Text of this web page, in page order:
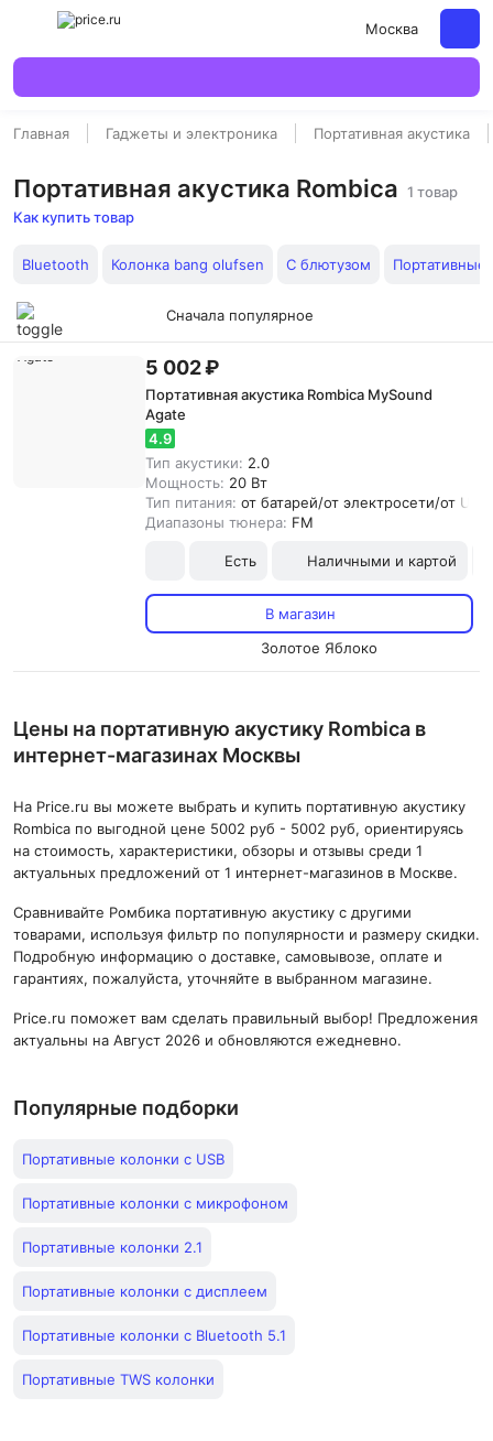
Москва
Главная Гаджеты и электроника Портативная акустика
Портативная акустика Rombica 1 товар
Как купить товар
Bluetooth Колонка bang olufsen С блютузом Портативные
Сначала популярное
5 002 ₽
Портативная акустика Rombica MySound
Agate
4.9
Тип акустики: 2.0
Мощность: 20 Вт
Тип питания: от батарей/от электросети/от USB
Диапазоны тюнера: FM
Есть Наличными и картой
В магазин
Золотое Яблоко
Цены на портативную акустику Rombica в
интернет-магазинах Москвы
На Price.ru вы можете выбрать и купить портативную акустику
Rombica по выгодной цене 5002 руб - 5002 руб, ориентируясь
на стоимость, характеристики, обзоры и отзывы среди 1
актуальных предложений от 1 интернет-магазинов в Москве.
Сравнивайте Ромбика портативную акустику с другими
товарами, используя фильтр по популярности и размеру скидки.
Подробную информацию о доставке, самовывозе, оплате и
гарантиях, пожалуйста, уточняйте в выбранном магазине.
Price.ru поможет вам сделать правильный выбор! Предложения
актуальны на Август 2026 и обновляются ежедневно.
Популярные подборки
Портативные колонки с USB
Портативные колонки с микрофоном
Портативные колонки 2.1
Портативные колонки с дисплеем
Портативные колонки с Bluetooth 5.1
Портативные TWS колонки